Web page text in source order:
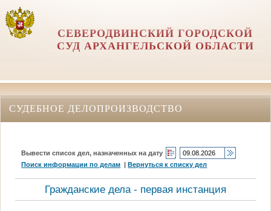
СЕВЕРОДВИНСКИЙ ГОРОДСКОЙ
СУД АРХАНГЕЛЬСКОЙ ОБЛАСТИ
СУДЕБНОЕ ДЕЛОПРОИЗВОДСТВО
Вывести список дел, назначенных на дату
Поиск информации по делам |Вернуться к списку дел
Гражданские дела - первая инстанция